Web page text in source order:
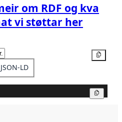
om RDF og kva
vi støttar her
JSON-LD